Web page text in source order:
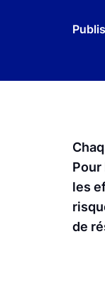
les
de